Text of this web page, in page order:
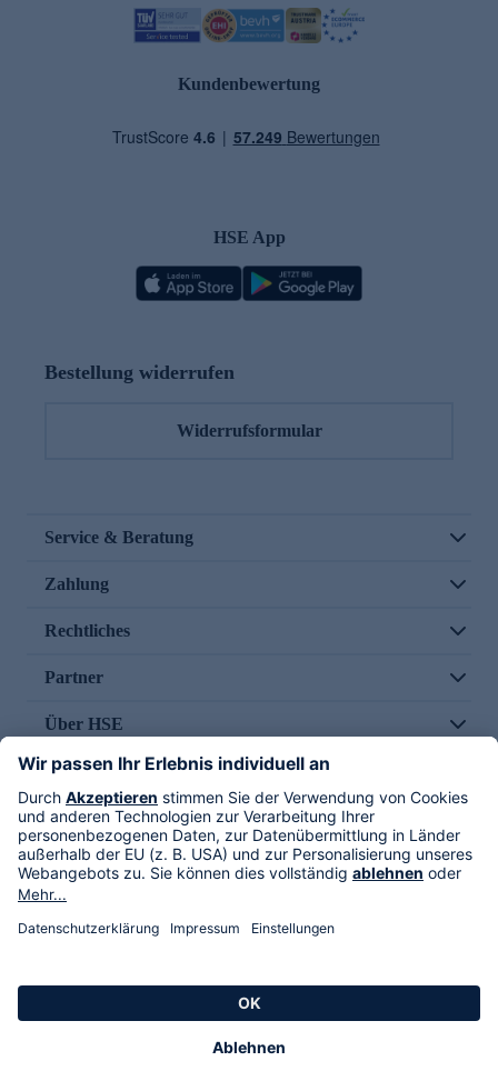
Kundenbewertung
HSE App
Bestellung widerrufen
Widerrufsformular
Service & Beratung
Zahlung
Rechtliches
Partner
Über HSE
Im TV
HSE International